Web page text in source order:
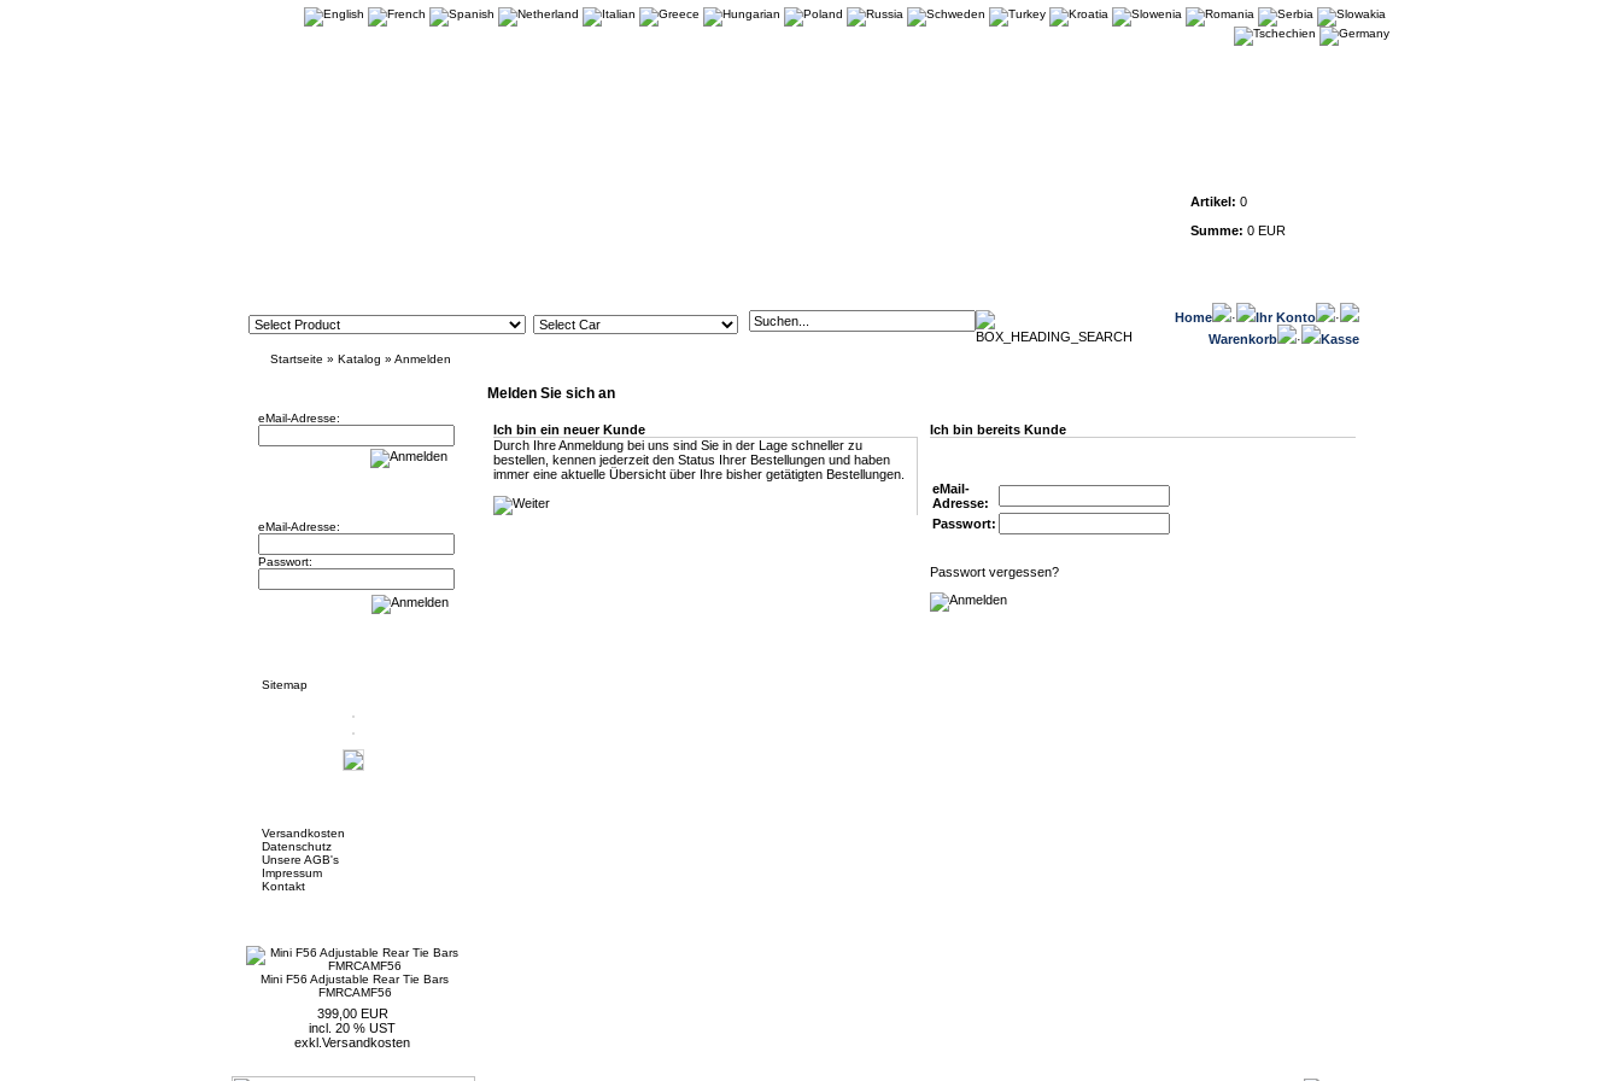
Artikel: 0
Summe: 0 EUR
Home · Ihr Konto
·
Warenkorb
· Kasse
Startseite » Katalog » Anmelden
eMail-Adresse:
eMail-Adresse:
Passwort:
Sitemap
Versandkosten
Datenschutz
Unsere AGB's
Impressum
Kontakt
Mini F56 Adjustable Rear Tie Bars
FMRCAMF56
399,00 EUR
incl. 20 % UST
exkl. Versandkosten
Melden Sie sich an
Ich bin ein neuer Kunde
Durch Ihre Anmeldung bei uns sind Sie in der Lage schneller zu
bestellen, kennen jederzeit den Status Ihrer Bestellungen und haben
immer eine aktuelle Übersicht über Ihre bisher getätigten Bestellungen.
Ich bin bereits Kunde
eMail-
Adresse:
Passwort:
Passwort vergessen?